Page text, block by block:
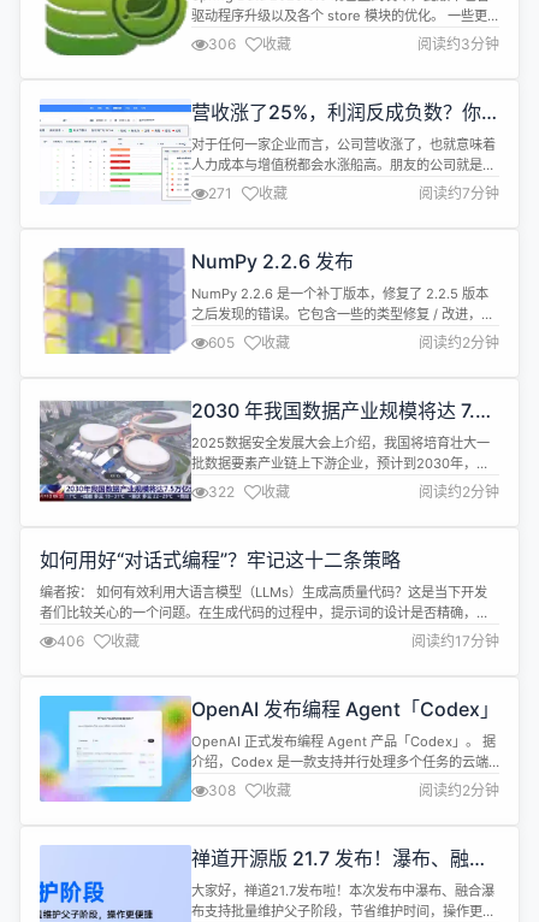
驱动程序升级以及各个 store 模块的优化。 一些更
新亮点内容如下： MongoDB 和 Apache
Cassandra 中的向量类型和向量搜索支持 Spring
Data JPA 中 DTO Projections 的Constructor
306 收藏 阅读约3分钟
营收涨了25%，利润反成负数？你
的人力成本在“反噬”企业
对于任何一家企业而言，公司营收涨了，也就意味着
人力成本与增值税都会水涨船高。朋友的公司就是例
子——去年产品营收涨了25%，看似亮眼，人力成本
却飙升40%，最后净利润反而降了 3 个点。 有个制
造业 IT 负责人算过：他们团队每周花在协调资源、
时。 这就是很多企业的现状：员工为任务扯皮，报表
靠人工核对........
271 收藏 阅读约7分钟
NumPy 2.2.6 发布
NumPy 2.2.6 是一个补丁版本，修复了 2.2.5 版本
之后发现的错误。它包含一些的类型修复 / 改进，以
及常规的错误修复和一些 CI 维护。 此版本共合并了
11 个拉取请求： #28778：MAINT：为进一步开发
2.2.x 做准备 #28851：BLD：更新 vendor-meson
605 收藏 阅读约2分钟
2030 年我国数据产业规模将达 7.5
万亿元
2025数据安全发展大会上介绍，我国将培育壮大一
批数据要素产业链上下游企业，预计到2030年，我
国数据产业规模将达到7.5万亿元。 作为全球首个将
数据纳入生产要素的国家，我国已初步构建起门类齐
全的数据产业链。数据显示，2024年我国年度数据
前，我国数据领域相关企业超19万家，数据产业规模
超2万亿元。按照20...
322 收藏 阅读约2分钟
如何用好“对话式编程”？牢记这十二条策略
编者按： 如何有效利用大语言模型（LLMs）生成高质量代码？这是当下开发
者们比较关心的一个问题。在生成代码的过程中，提示词的设计是否精确，直
接决定了模型输出的质量。 本文深入探讨了提示词优化的 12 条策略，给出了
清晰的操作指南和示范案例，读者可以了解到如何通过精准编写提示词引导模
型生成性能优越、符合实际需求的代码。 作者 | Ayush Thakur@Po...
406 收藏 阅读约17分钟
OpenAI 发布编程 Agent「Codex」
OpenAI 正式发布编程 Agent 产品「Codex」。 据
介绍，Codex 是一款支持并行处理多个任务的云端
编程 Agent，能够提供如编程功能、回答代码库的问
题、修复错误等功能。 Codex 基于 codex-1 模型驱
动，OpenAI 方面表示这一模型由 o3 模型针对编程
中，对现实世界的编码任...
308 收藏 阅读约2分钟
禅道开源版 21.7 发布！瀑布、融合
瀑布支持批量维护父子阶段，客户端
支持消息合并转发
大家好，禅道21.7发布啦！本次发布中瀑布、融合瀑
布支持批量维护父子阶段，节省维护时间，操作更便